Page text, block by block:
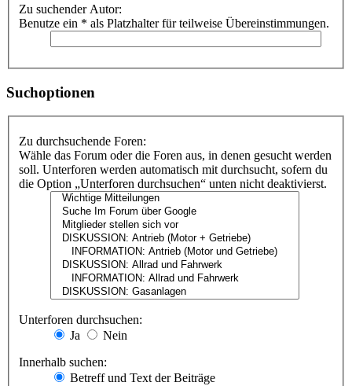
Zu suchender Autor:
Benutze ein * als Platzhalter für teilweise Übereinstimmungen.
Suchoptionen
Zu durchsuchende Foren:
Wähle das Forum oder die Foren aus, in denen gesucht werden
soll. Unterforen werden automatisch mit durchsucht, sofern du
die Option „Unterforen durchsuchen“ unten nicht deaktivierst.
Unterforen durchsuchen:
Ja
Nein
Innerhalb suchen:
Betreff und Text der Beiträge